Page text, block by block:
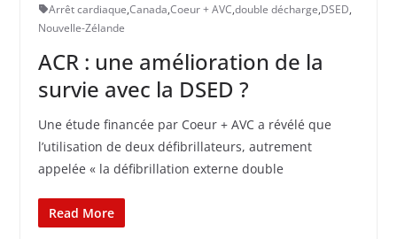
Arrêt cardiaque,Canada,Coeur + AVC,double décharge,DSED,
Nouvelle-Zélande
ACR : une amélioration de la
survie avec la DSED ?
Une étude financée par Coeur + AVC a révélé que
l’utilisation de deux défibrillateurs, autrement
appelée « la défibrillation externe double
Read More